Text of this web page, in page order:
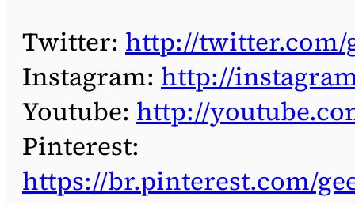
Twitter: http://
Instagram: http://
Youtube: http://
Pinterest:
https://br.pinterest.com/